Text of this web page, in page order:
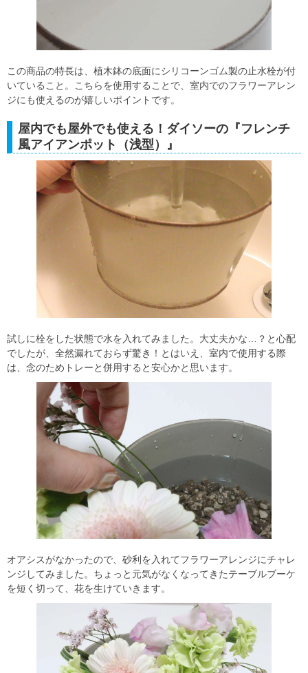
この商品の特長は、植木鉢の底面にシリコーンゴム製の止水栓が付
いていること。こちらを使用することで、室内でのフラワーアレン
ジにも使えるのが嬉しいポイントです。
屋内でも屋外でも使える！ダイソーの『フレンチ
風アイアンポット（浅型）』
試しに栓をした状態で水を入れてみました。大丈夫かな…？と心配
でしたが、全然漏れておらず驚き！とはいえ、室内で使用する際
は、念のためトレーと併用すると安心かと思います。
オアシスがなかったので、砂利を入れてフラワーアレンジにチャレ
ンジしてみました。ちょっと元気がなくなってきたテーブルブーケ
を短く切って、花を生けていきます。